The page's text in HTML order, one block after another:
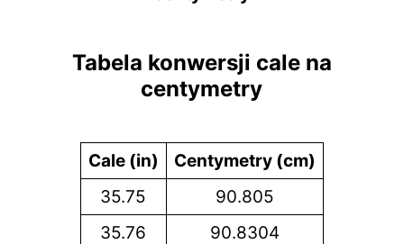
Tabela konwersji cale na
centymetry
Cale (in)
Centymetry (cm)
35.75
90.805
35.76
90.8304